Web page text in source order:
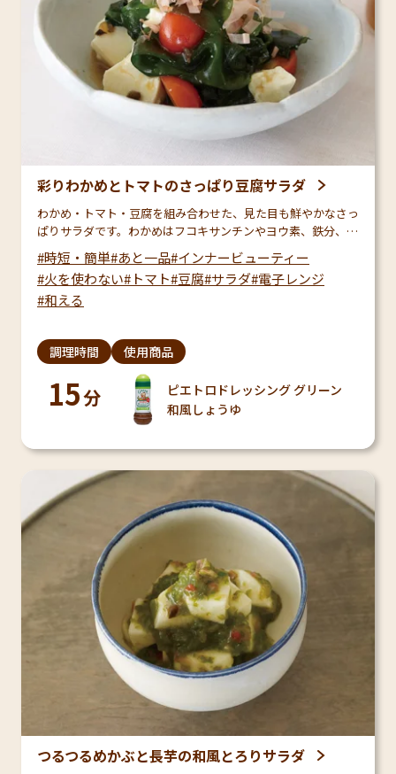
彩りわかめとトマトのさっぱり豆腐サラダ
わかめ・トマト・豆腐を組み合わせた、見た目も鮮やかなさっ
ぱりサラダです。わかめはフコキサンチンやヨウ素、鉄分、カ
リウムなどのミネラルを手軽にとれるので、内側からのきれい
を目指したい方にもぴったり！和風ドレッシングで素材の…
時短・簡単 あと一品 インナービューティー
火を使わない
トマト 豆腐 サラダ 電子レンジ
和える
調理時間
15分
使用商品
ピエトロドレッシング グリーン
和風しょうゆ
つるつるめかぶと長芋の和風とろりサラダ